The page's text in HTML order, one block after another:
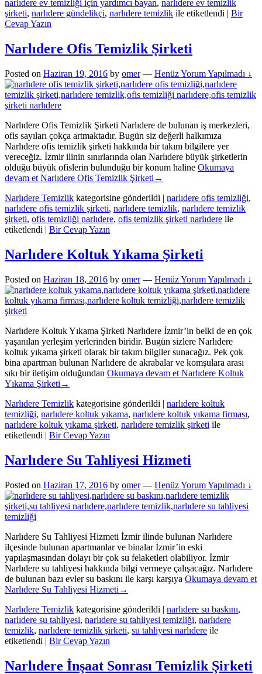
narlıdere ev temizliği için yardımcı bayan, narlıdere ev temizlik
şirketi, narlıdere gündelikçi, narlıdere temizlik ile etiketlendi | Bir
Cevap Yazın
Narlıdere Ofis Temizlik Şirketi
Posted on Haziran 19, 2016 by omer — Henüz Yorum Yapılmadı ↓
Narlıdere Ofis Temizlik Şirketi Narlıdere de bulunan iş merkezleri,
ofis sayıları çokça artmaktadır. Bugün siz değerli halkımıza
Narlıdere ofis temizlik şirketi hakkında bir takım bilgilere yer
vereceğiz. İzmir ilinin sınırlarında olan Narlıdere büyük şirketlerin
olduğu büyük ofislerin bulunduğu bir konum haline Okumaya
devam et Narlıdere Ofis Temizlik Şirketi →
Narlıdere Temizlik kategorisine gönderildi | narlıdere ofis temizliği,
narlıdere ofis temizlik şirketi, narlıdere temizlik, narlıdere temizlik
şirketi, ofis temizliği narlıdere, ofis temizlik şirketi narlıdere ile
etiketlendi | Bir Cevap Yazın
Narlıdere Koltuk Yıkama Şirketi
Posted on Haziran 18, 2016 by omer — Henüz Yorum Yapılmadı ↓
Narlıdere Koltuk Yıkama Şirketi Narlıdere İzmir’in belki de en çok
yaşanılan yerleşim yerlerinden biridir. Bugün sizlere Narlıdere
koltuk yıkama şirketi olarak bir takım bilgiler sunacağız. Pek çok
bina apartman bulunan Narlıdere de akrabalar ve komşulara arası
sıkı bir iletişim olduğundan Okumaya devam et Narlıdere Koltuk
Yıkama Şirketi →
Narlıdere Temizlik kategorisine gönderildi | narlıdere koltuk
temizliği, narlıdere koltuk yıkama, narlıdere koltuk yıkama firması,
narlıdere koltuk yıkama şirketi, narlıdere temizlik şirketi ile
etiketlendi | Bir Cevap Yazın
Narlıdere Su Tahliyesi Hizmeti
Posted on Haziran 17, 2016 by omer — Henüz Yorum Yapılmadı ↓
Narlıdere Su Tahliyesi Hizmeti İzmir ilinde bulunan Narlıdere
ilçesinde bulunan apartmanlar ve binalar İzmir’in eski
yapılaşmasından dolayı bir çok su felaketleri olabiliyor. İzmir
Narlıdere su tahliyesi hakkında bilgi vermeye çalışacağız. Narlıdere
de bulunan bazı evler su baskını ile karşı karşıya Okumaya devam et
Narlıdere Su Tahliyesi Hizmeti →
Narlıdere Temizlik kategorisine gönderildi | narlıdere su baskını,
narlıdere su tahliyesi, narlıdere su tahliyesi temizliği, narlıdere
temizlik, narlıdere temizlik şirketi, su tahliyesi narlıdere ile
etiketlendi | Bir Cevap Yazın
Narlıdere İnşaat Sonrası Temizlik Şirketi